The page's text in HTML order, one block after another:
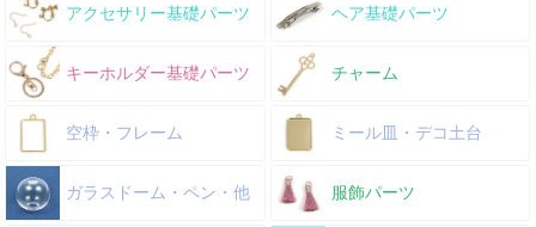
アクセサリー基礎パーツ ヘア基礎パーツ
キーホルダー基礎パーツ チャーム
空枠・フレーム ミール皿・デコ土台
ガラスドーム・ペン・他 服飾パーツ